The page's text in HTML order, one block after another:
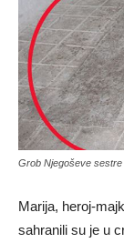
Grob Njegoševe
Marija, heroj-
sahranili su je u